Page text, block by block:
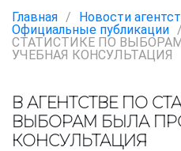
Главная / Новости
Официальные публикации /
СТАТИСТИКЕ ПО
УЧЕБНАЯ КОНСУЛЬТАЦИЯ
В АГЕНТСТВЕ ПО
ВЫБОРАМ БЫЛА
КОНСУЛЬТАЦИЯ